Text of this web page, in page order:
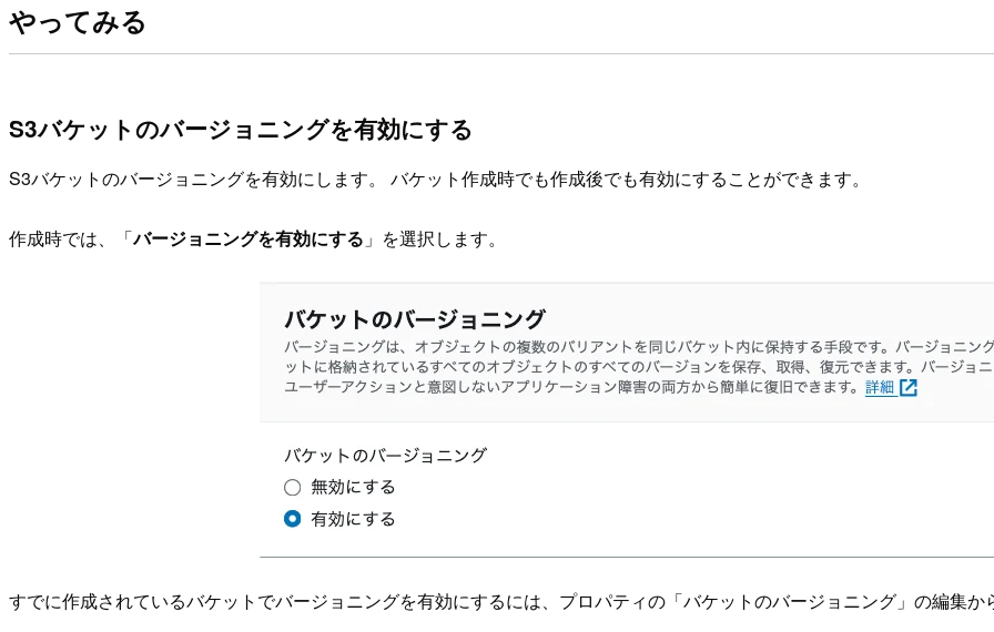
やってみる
S3バケットのバージョニングを有効にする
S3バケットのバージョニングを有効にします。 バケット作成時でも作成後でも有効にすることができます。
作成時では、「バージョニングを有効にする 」を選択します。
すでに作成されているバケットでバージョニングを有効にするには、プロパティの「バケットのバージョニング」の編集か